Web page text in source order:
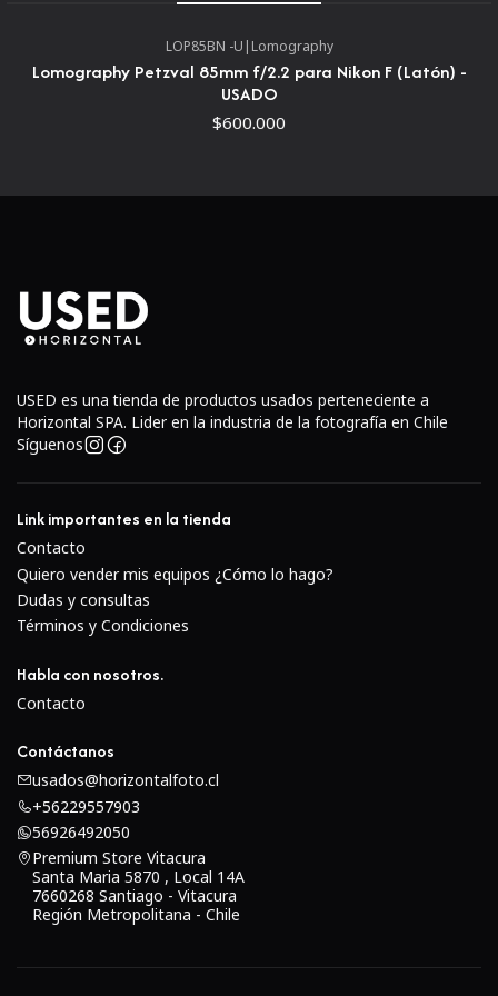
LOP85BN -U | Lomography
Lomography Petzval 85mm f/2.2 para Nikon F (Latón) -
USADO
$600.000
USED es una tienda de productos usados perteneciente a
Horizontal SPA. Lider en la industria de la fotografía en Chile
Síguenos
Link importantes en la tienda
Contacto
Quiero vender mis equipos ¿Cómo lo hago?
Dudas y consultas
Términos y Condiciones
Habla con nosotros.
Contacto
Contáctanos
usados@horizontalfoto.cl
+56229557903
56926492050
Premium Store Vitacura
Santa Maria 5870 , Local 14A
7660268 Santiago - Vitacura
Región Metropolitana - Chile